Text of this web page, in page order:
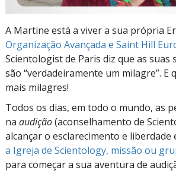
A Martine está a viver a sua própria
Organização Avançada e Saint Hill
Scientologist de Paris diz que as suas
são “verdadeiramente um milagre”. E
mais milagres!
Todos os dias, em todo o mundo, as
na audição(aconselhamento de
alcançar o esclarecimento e liberdade
a Igreja de Scientology, missão ou
para começar a sua aventura de